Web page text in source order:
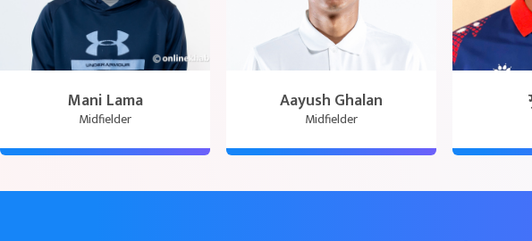
Mani Lama
Midfielder
Aayush Ghalan
Midfielder